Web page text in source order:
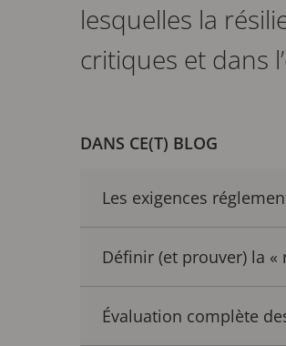
lesquelles la
critiques et dans
DANS CE(T) BLOG
Les exigences
Définir (et prouver) la «
Évaluation complète